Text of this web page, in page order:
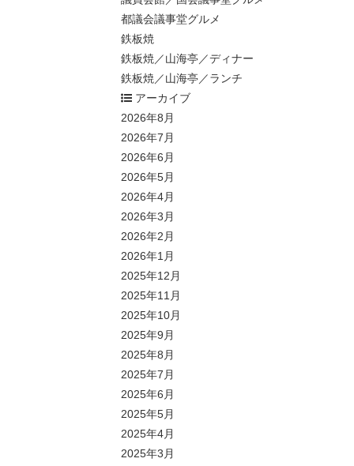
都議会議事堂グルメ
鉄板焼
鉄板焼／山海亭／ディナー
鉄板焼／山海亭／ランチ
アーカイブ
2026年8月
2026年7月
2026年6月
2026年5月
2026年4月
2026年3月
2026年2月
2026年1月
2025年12月
2025年11月
2025年10月
2025年9月
2025年8月
2025年7月
2025年6月
2025年5月
2025年4月
2025年3月